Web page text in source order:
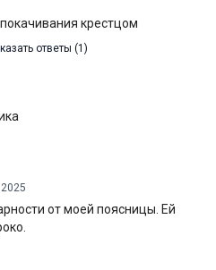
крестцом
ответы (1)
от моей поясницы. Ей